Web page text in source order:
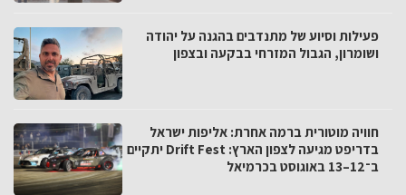
פעילות וסיוע של מתנדבים בהגנה על יהודה
ושומרון, הגבול המזרחי בבקעה ובצפון
חוויה מוטורית ברמה אחרת: אליפות ישראל
בדריפט מגיעה לצפון הארץ: Drift Fest יתקיים
ב־12–13 באוגוסט בכרמיאל